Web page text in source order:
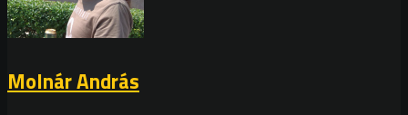
Molnár András